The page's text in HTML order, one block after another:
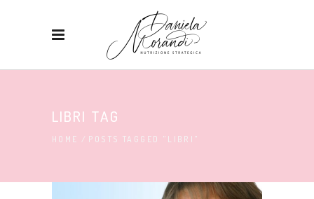
LIBRI TAG
HOME / POSTS TAGGED "LIBRI"